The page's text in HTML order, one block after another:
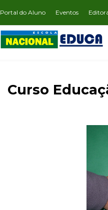
Portal do Aluno Eventos
Curso